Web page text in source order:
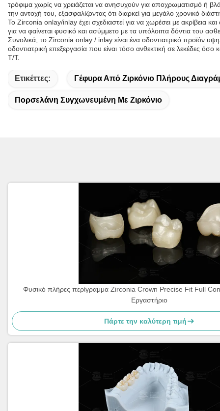
τρόφιμα χωρίς να χρειάζεται να ανησυχούν για αποχρωματισμό ή
την αντοχή του, εξασφαλίζοντας ότι διαρκεί για μεγάλο χρονικό
Το Zirconia onlay/inlay έχει σχεδιαστεί για να χωρέσει με ακρίβεια
για να φαίνεται φυσικό και ασύμμετο με τα υπόλοιπα δόντια του
Συνολικά, το Zirconia onlay / inlay είναι ένα οδοντιατρικό προϊόν
οδοντιατρική επεξεργασία που είναι τόσο ανθεκτική σε λεκέδες
T/T.
Ετικέττες: Γέφυρα Από Ζιρκόνιο Πλήρους
Πορσελάνη Συγχωνευμένη Με Ζιρκόνιο
Φυσικό πλήρες περίγραμμα Zirconia Crown Precise Fit Full
Εργαστήριο
Πάρτε την καλύτερη τιμή